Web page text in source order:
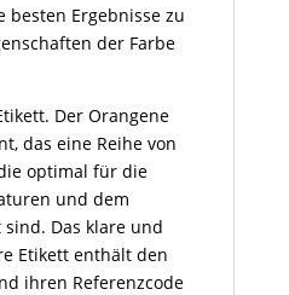
besten Ergebnisse zu
der Farbe
Der Orangene
das eine Reihe von
optimal für die
und dem
Das klare und
Etikett enthält den
ihren Referenzcode